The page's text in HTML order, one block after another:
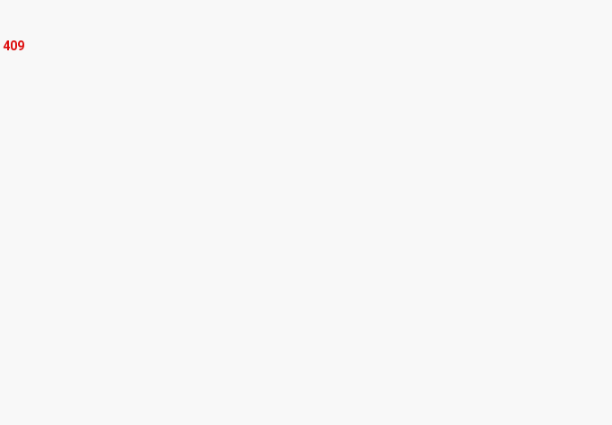
409